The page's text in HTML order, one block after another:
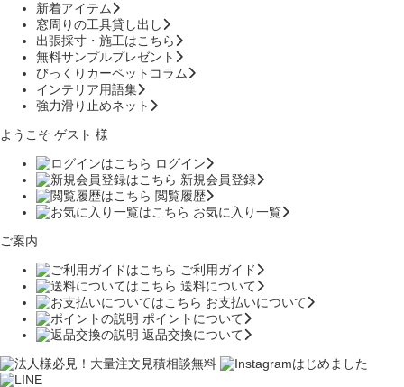
新着アイテム
窓周りの工具貸し出し
出張採寸・施工はこちら
無料サンプルプレゼント
びっくりカーペットコラム
インテリア用語集
強力滑り止めネット
ようこそ ゲスト 様
ログイン
新規会員登録
閲覧履歴
お気に入り一覧
ご案内
ご利用ガイド
送料について
お支払いについて
ポイントについて
返品交換について